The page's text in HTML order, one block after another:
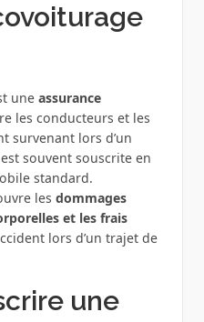
une assurance
les conducteurs et les
survenant lors d’un
souvent souscrite en
standard.
les dommages
et les frais
lors d’un trajet de
une